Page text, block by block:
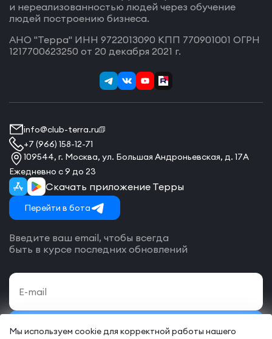
и нереализованностью людей через обучение
людей построению бизнеса.
АНО "Терра" ИНН 9722013090 КПП 770901001 ОГРН
1217700623250 от 20 декабря 2021 г.
info@club-terra.ru
+7 (966) 158-12-71
109544, г. Москва, ул. Большая Андроньевская, д. 17А
Ежедневно с 9 до 23
Скачать приложение Терры
Перейти в бота
Введите ваш email, чтобы всегда
быть в курсе последних обновлений
Мы используем cookie для корректной работы нашего